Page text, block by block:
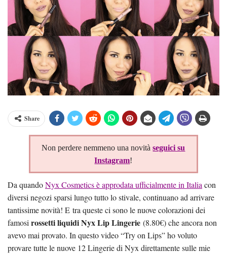
Share
Non perdere nemmeno una novitàseguici su
Instagram!
Da quandoNyx Cosmetics è approdata ufficialmente in Italia con
diversi negozi sparsi lungo tutto lo stivale, continuano ad arrivare
tantissime novità! E tra queste ci sono le nuove colorazioni dei
famosi rossetti liquidi Nyx Lip Lingerie (8.80€) che ancora non
avevo mai provato. In questo video “Try on Lips” ho voluto
provare tutte le nuove 12 Lingerie di Nyx direttamente sulle mie